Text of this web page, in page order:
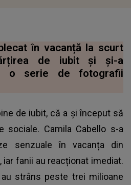
în vacanță la scurt
de iubit și și-a
o serie de fotografii
de iubit, că a și început să
sociale. Camila Cabello s-a
senzuale în vacanța din
iar fanii au reacționat imediat.
strâns peste trei milioane